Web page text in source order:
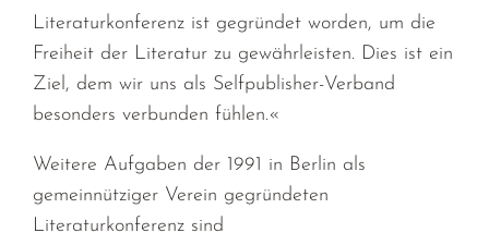
Literaturkonferenz ist gegründet worden, um die
Freiheit der Literatur zu gewährleisten. Dies ist ein
Ziel, dem wir uns als Selfpublisher-Verband
besonders verbunden fühlen.«
Weitere Aufgaben der 1991 in Berlin als
gemeinnütziger Verein gegründeten
Literaturkonferenz sind